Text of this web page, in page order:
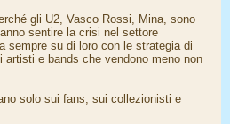
gli U2, Vasco Rossi, Mina, sono
sentire la crisi nel settore
sempre su di loro con le strategia di
artisti e bands che vendono meno non
solo sui fans, sui collezionisti e